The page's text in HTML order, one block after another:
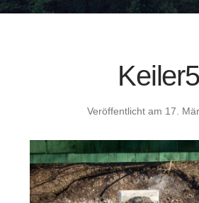
Keiler5
Veröffentlicht am 17.